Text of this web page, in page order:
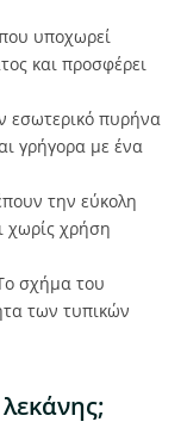
υποχωρεί
και προσφέρει
εσωτερικό πυρήνα
γρήγορα με ένα
την εύκολη
χωρίς χρήση
σχήμα του
των τυπικών